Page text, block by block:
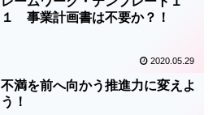
１ 事業計画書は不要か？！
2020.05.29
不満を前へ向かう推進力に変えよ
う！